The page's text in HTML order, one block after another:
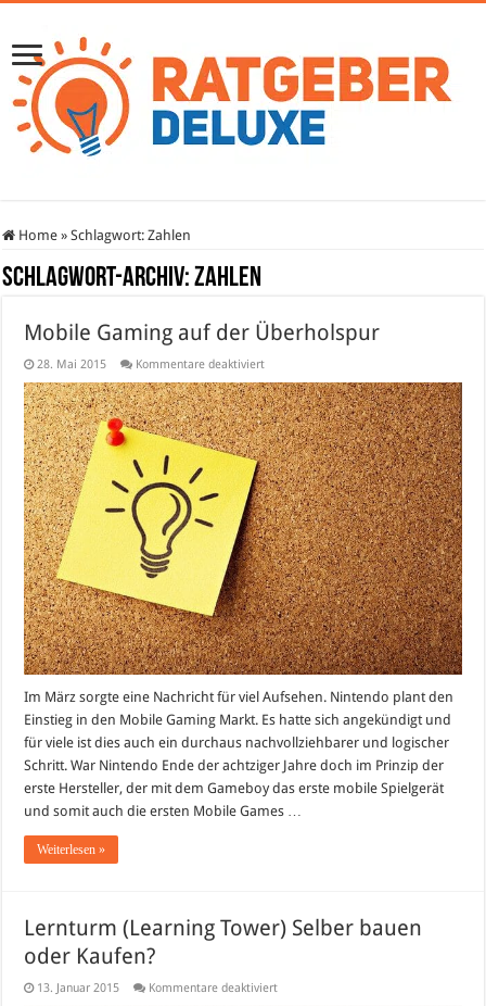
Home » Schlagwort:Zahlen
Schlagwort-Archiv:Zahlen
Mobile Gaming auf der Überholspur
28. Mai 2015 Kommentare deaktiviertfür
Gaming
auf
der
Überholspur
Im März sorgte eine Nachricht für viel Aufsehen. Nintendo plant den
Einstieg in den Mobile Gaming Markt. Es hatte sich angekündigt und
für viele ist dies auch ein durchaus nachvollziehbarer und logischer
Schritt. War Nintendo Ende der achtziger Jahre doch im Prinzip der
erste Hersteller, der mit dem Gameboy das erste mobile Spielgerät
und somit auch die ersten Mobile Games …
Weiterlesen »
Lernturm (Learning Tower) Selber bauen
oder Kaufen?
13. Januar 2015 Kommentare deaktiviertfür